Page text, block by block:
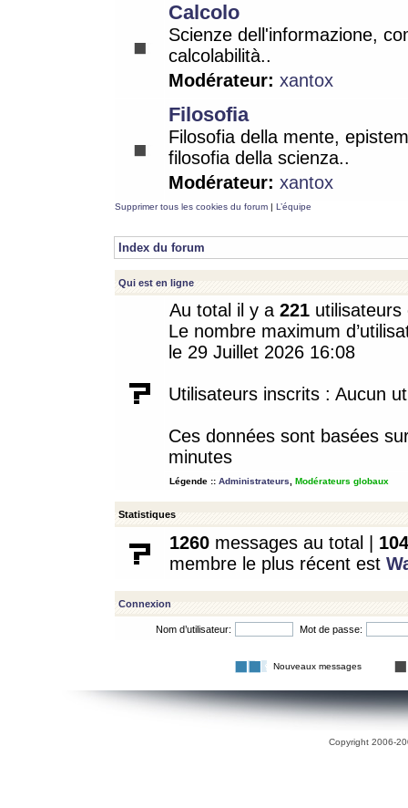
Calcolo
Scienze dell'informazione,
calcolabilità..
Modérateur: xantox
Filosofia
Filosofia della mente,
filosofia della scienza..
Modérateur: xantox
Supprimer tous les cookies du forum | L’équipe
Index du forum
Qui est en ligne
Au total il y a 221
Le nombre maximum
le 29 Juillet 2026 16:08
Utilisateurs inscrits : Aucun
Ces données sont basées
minutes
Légende :: Administrateurs Modérateurs globaux
Statistiques
1260 messages au total | 104
membre le plus récent est
Connexion
Nom d’utilisateur: Mot de passe:
Nouveaux messages
Copyright 2006-